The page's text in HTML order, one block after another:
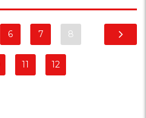
6 7 8
11 12